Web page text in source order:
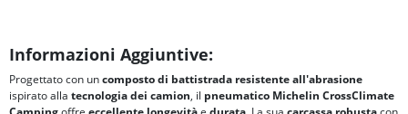
Informazioni Aggiuntive:
Progettato con uncomposto di battistrada resistente all'abrasione
ispirato alla tecnologia dei camion, il pneumatico Michelin CrossClimate